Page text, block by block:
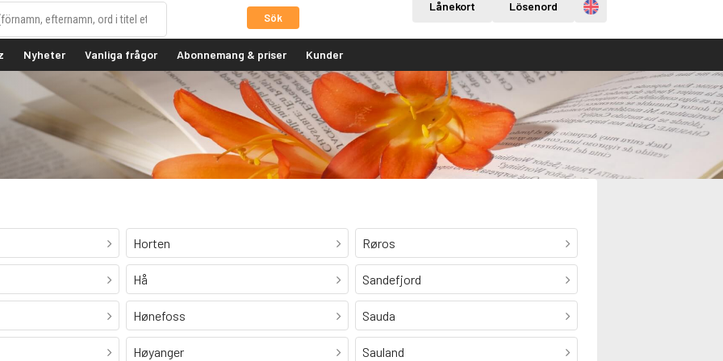
Sök
Lånekort Lösenord Engelska
Nyheter Vanliga frågor Abonnemang & priser Kunder
Horten
Hå
Hønefoss
Høyanger
Røros
Sandefjord
Sauda
Sauland